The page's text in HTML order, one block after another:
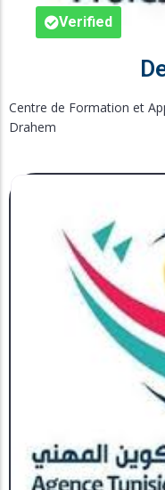
Verified
Centre de Formation et
Drahem